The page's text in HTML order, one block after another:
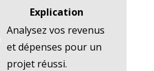
Explication
Analysez vos revenus
et dépenses pour un
projet réussi.